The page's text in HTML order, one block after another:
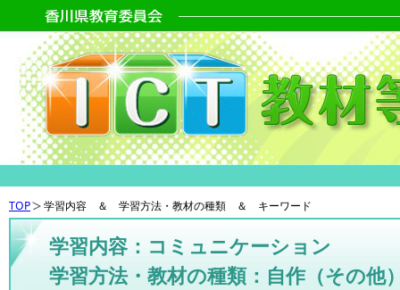
TOP 学習内容 ＆ 学習方法・教材の種類 ＆ キーワード
学習内容：コミュニケーション
学習方法・教材の種類：自作（その他